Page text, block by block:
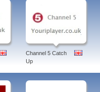
Channel 5 Catch
Up